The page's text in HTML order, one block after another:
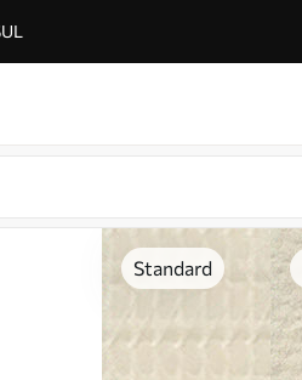
Standard